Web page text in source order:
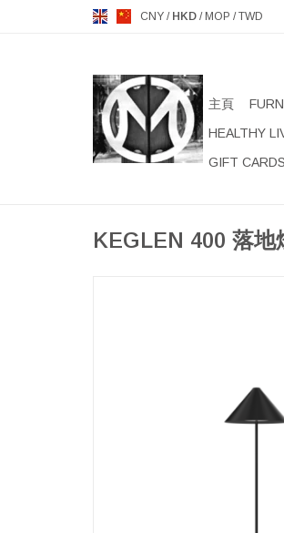
CNY / HKD / MOP /TWD
主頁
HEALTHY
GIFT CARDS
KEGLEN 400 落地